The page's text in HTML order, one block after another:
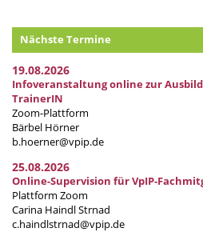
Nächste Termine
19.08.2026
Infoveranstaltung online zur
TrainerIN
Zoom-Plattform
Bärbel Hörner
b.hoerner@vpip.de
25.08.2026
Online-Supervision für VpIP-
Plattform Zoom
Carina Haindl Strnad
c.haindlstrnad@vpip.de